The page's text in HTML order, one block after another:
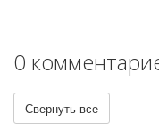
0
Свернуть все